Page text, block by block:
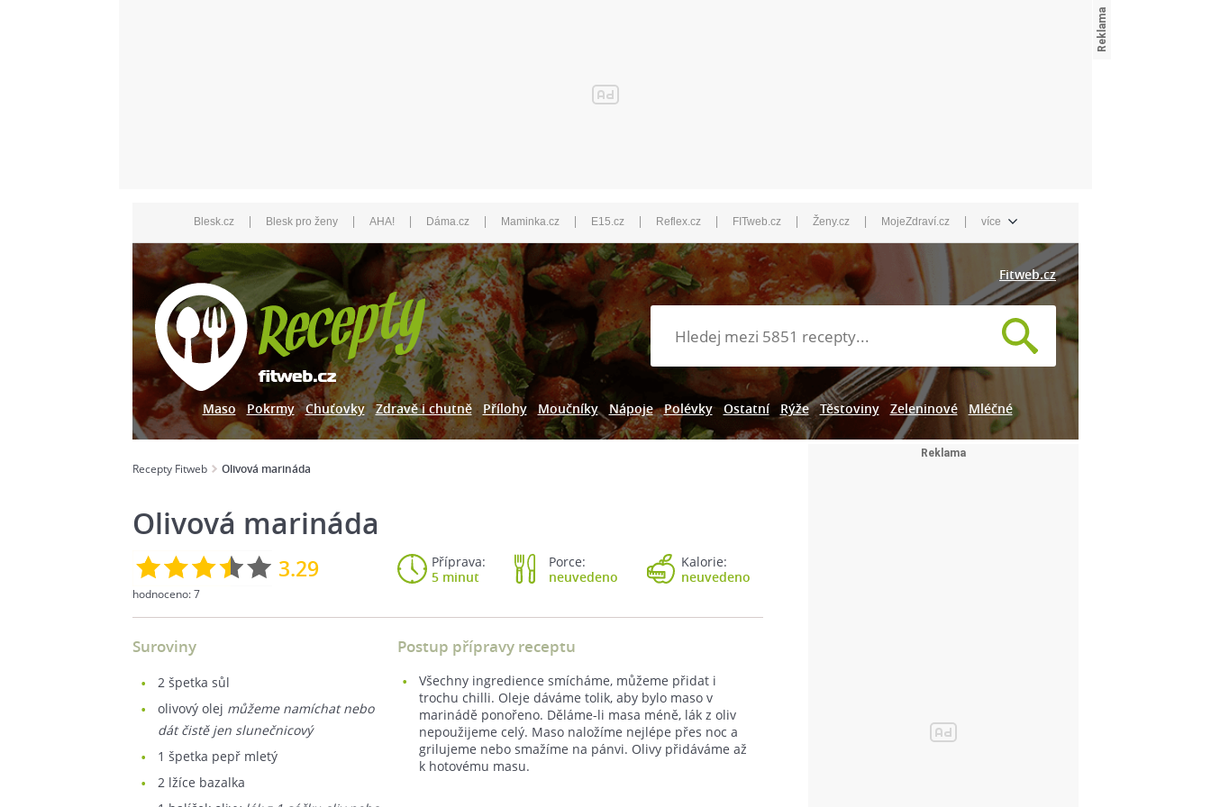
Blesk.cz | Blesk pro ženy | AHA! | Dáma.cz | Maminka.cz | E15.cz | Reflex.cz | FITweb.cz | Ženy.cz | MojeZdraví.cz | více
Fitweb.cz
Maso Pokrmy Chuťovky Zdravě i chutně Přílohy Moučníky Nápoje Polévky Ostatní Rýže Těstoviny Zeleninové Mléčné
Recepty Fitweb Olivová marináda
Olivová marináda
3.29
hodnoceno:7
Příprava:
5 minut
Porce:
neuvedeno
Kalorie:
neuvedeno
Suroviny
2 špetka sůl
olivový olej můžeme namíchat nebo
dát čistě jen slunečnicový
1 špetka pepř mletý
2 lžíce bazalka
Postup přípravy receptu
Všechny ingredience smícháme, můžeme přidat i
trochu chilli. Oleje dáváme tolik, aby bylo maso v
marinádě ponořeno. Děláme-li masa méně, lák z oliv
nepoužijeme celý. Maso naložíme nejlépe přes noc a
grilujeme nebo smažíme na pánvi. Olivy přidáváme až
k hotovému masu.